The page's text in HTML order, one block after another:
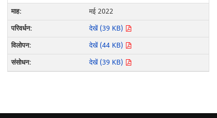
मई 2022
देखें (39 KB)
देखें (44 KB)
देखें (39 KB)